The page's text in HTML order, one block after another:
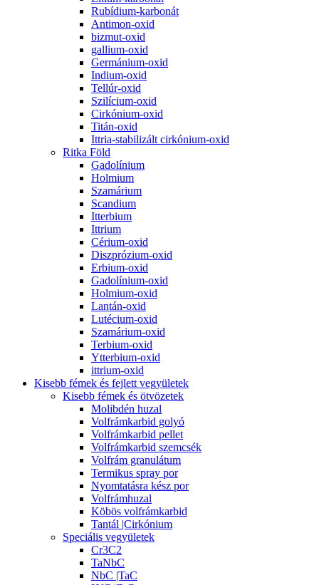
Rubídium-karbonát
Antimon-oxid
bizmut-oxid
gallium-oxid
Germánium-oxid
Indium-oxid
Tellúr-oxid
Szilícium-oxid
Cirkónium-oxid
Titán-oxid
Ittria-stabilizált cirkónium-oxid
Ritka Föld
Gadolínium
Holmium
Szamárium
Scandium
Itterbium
Ittrium
Cérium-oxid
Diszprózium-oxid
Erbium-oxid
Gadolínium-oxid
Holmium-oxid
Lantán-oxid
Lutécium-oxid
Szamárium-oxid
Terbium-oxid
Ytterbium-oxid
ittrium-oxid
Kisebb fémek és fejlett vegyületek
Kisebb fémek és ötvözetek
Molibdén huzal
Volfrámkarbid golyó
Volfrámkarbid pellet
Volfrámkarbid szemcsék
Volfrám granulátum
Termikus spray por
Nyomtatásra kész por
Volfrámhuzal
Köbös volfrámkarbid
Tantál |Cirkónium
Speciális vegyületek
Cr3C2
TaNbC
NbC |TaC